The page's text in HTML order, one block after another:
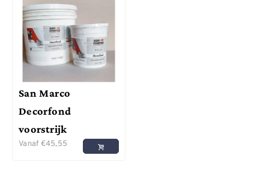
San Marco
Decorfond
voorstrijk
Vanaf €45,55